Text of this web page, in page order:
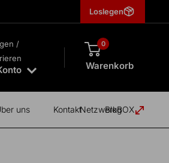
Loslegen
/
0
Warenkorb
uns Kontakt Blog
NetzwerkBOX